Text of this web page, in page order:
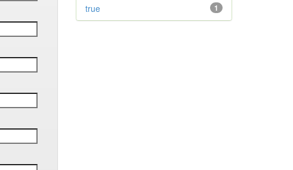
1
true